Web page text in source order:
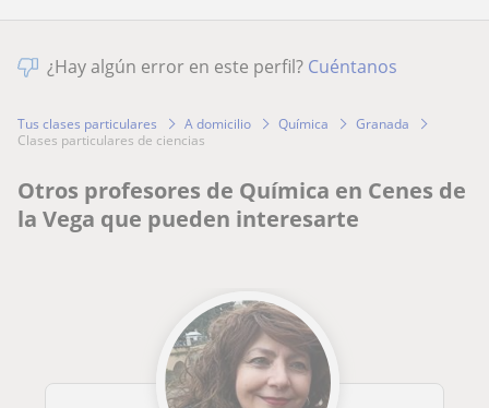
¿Hay algún error en este perfil? Cuéntanos
Tus clases particulares A domicilio Química
Granada
clases particulares de ciencias
Otros profesores de Química en Cenes de
la Vega que pueden interesarte